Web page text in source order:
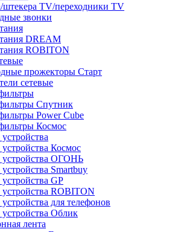
штекера TV/переходники TV
звонки
DREAM
ROBITON
прожекторы Старт
сетевые
Спутник
Power Cube
Космос
Космос
устройства ОГОНЬ
Smartbuy
GP
ROBITON
для телефонов
Облик
лента